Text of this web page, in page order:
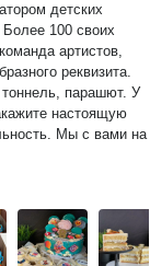
детских
100 своих
артистов,
реквизита.
парашют. У
настоящую
Мы с вами на